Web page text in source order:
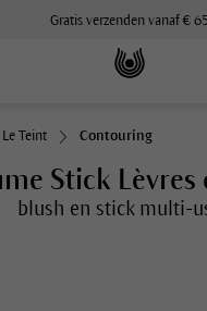
Gratis verzenden vanaf € 65
Le Teint Contouring
Stick Lèvres
blush en stick multi-